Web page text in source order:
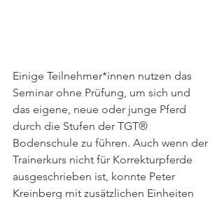
Einige Teilnehmer*innen nutzen das
Seminar ohne Prüfung, um sich und
das eigene, neue oder junge Pferd
durch die Stufen der TGT®
Bodenschule zu führen. Auch wenn der
Trainerkurs nicht für Korrekturpferde
ausgeschrieben ist, konnte Peter
Kreinberg mit zusätzlichen Einheiten